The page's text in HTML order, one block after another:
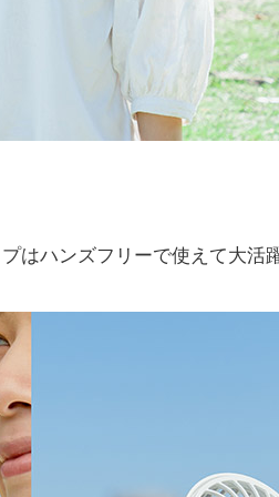
はハンズフリーで使えて大活